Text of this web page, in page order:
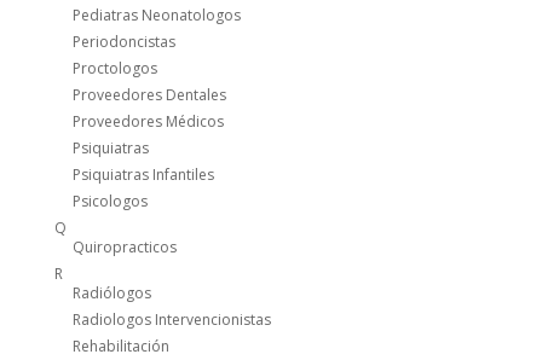
Pediatras Neonatologos
Periodoncistas
Proctologos
Proveedores Dentales
Proveedores Médicos
Psiquiatras
Psiquiatras Infantiles
Psicologos
Q
Quiropracticos
R
Radiólogos
Radiologos Intervencionistas
Rehabilitación